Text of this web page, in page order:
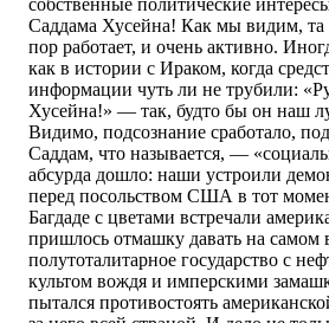
собственные политические
Саддама Хусейна! Как мы видим, та
пор работает, и очень активно.
как в истории с Ираком, когда
информации чуть ли не трубили:
Хусейна!» — так, будто бы он наш
Видимо, подсознание сработало,
Саддам, что называется, —
абсурда дошло: наши устроили
перед посольством США в тот
Багдаде с цветами встречали
пришлось отмашку давать на
полутоталитарное государство с
культом вождя и имперскими
пытался противостоять